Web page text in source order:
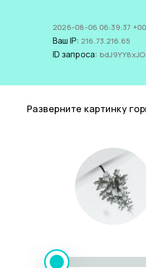
2026-08-06 06:39:37
Ваш IP: 216.73.216.65
ID запроса:
Разверните картинку